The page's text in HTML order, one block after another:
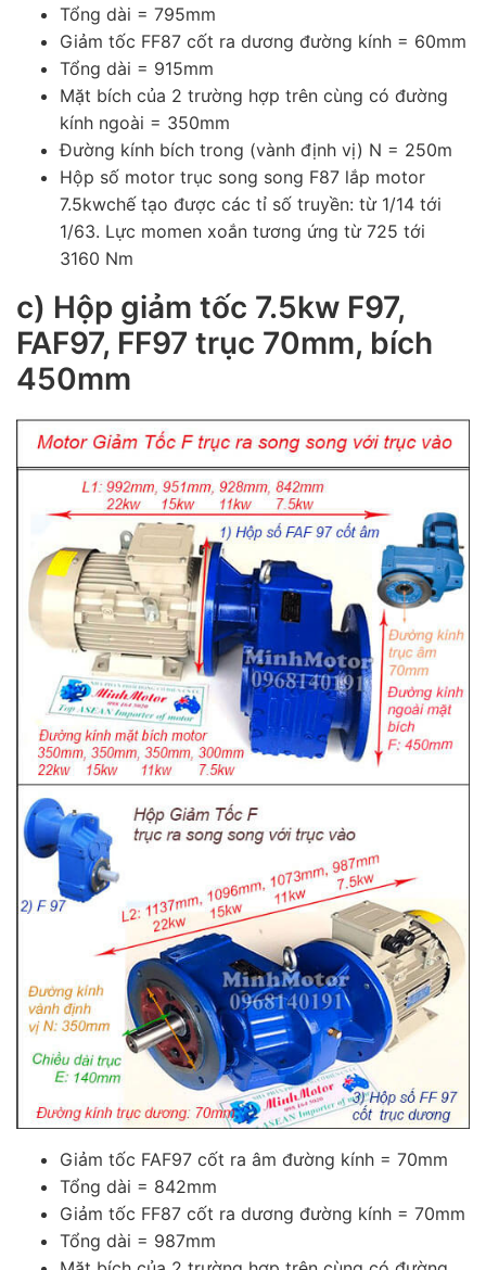
Tổng dài = 795mm
Giảm tốc FF87 cốt ra dương đường kính = 60mm
Tổng dài = 915mm
Mặt bích của 2 trường hợp trên cùng có đường
kính ngoài = 350mm
Đường kính bích trong (vành định vị) N = 250m
Hộp số motor trục song song F87 lắp motor
7.5kwchế tạo được các tỉ số truyền: từ 1/14 tới
1/63. Lực momen xoắn tương ứng từ 725 tới
3160 Nm
c) Hộp giảm tốc 7.5kw F97,
FAF97, FF97 trục 70mm, bích
450mm
Giảm tốc FAF97 cốt ra âm đường kính = 70mm
Tổng dài = 842mm
Giảm tốc FF87 cốt ra dương đường kính = 70mm
Tổng dài = 987mm